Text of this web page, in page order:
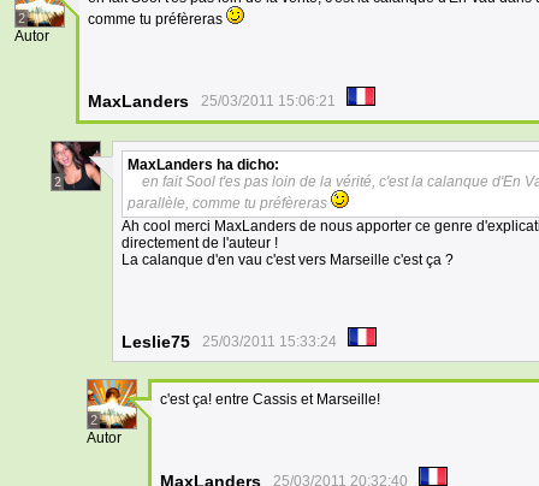
2
Autor
comme tu préfèreras
MaxLanders 25/03/2011 15:06:21
2
MaxLanders ha dicho:
en fait Sool t'es pas loin de la vérité, c'est la calanque d'En
parallèle, comme tu préfèreras
Ah cool merci MaxLanders de nous apporter ce genre
directement de l'auteur !
La calanque d'en vau c'est vers Marseille c'est ça ?
Leslie75 25/03/2011 15:33:24
2
Autor
c'est ça! entre Cassis et Marseille!
MaxLanders 25/03/2011 20:32:40